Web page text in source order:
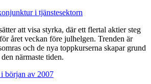
i tjänstesektorn
att visa styrka, där ett flertal aktier steg
året veckan före julhelgen. Trenden är
och de nya toppkurserna skapar grund
närmaste tiden.
början av 2007